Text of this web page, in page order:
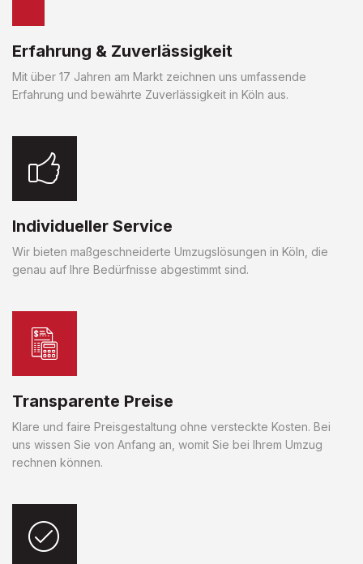
Erfahrung & Zuverlässigkeit
Mit über 17 Jahren am Markt zeichnen uns umfassende
Erfahrung und bewährte Zuverlässigkeit in Köln aus.
Individueller Service
Wir bieten maßgeschneiderte Umzugslösungen in Köln, die
genau auf Ihre Bedürfnisse abgestimmt sind.
Transparente Preise
Klare und faire Preisgestaltung ohne versteckte Kosten. Bei
uns wissen Sie von Anfang an, womit Sie bei Ihrem Umzug
rechnen können.